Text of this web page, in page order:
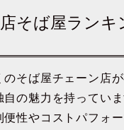
そば屋ランキ
のそば屋チェーン店
自の魅力を持ってい
便性やコストパフォ